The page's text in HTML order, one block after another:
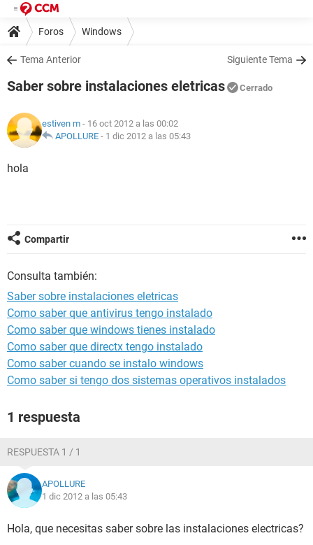
Foros Windows
Tema Anterior Siguiente Tema
Saber sobre instalaciones eletricas Cerrado
estiven m - 16 oct 2012 a las 00:02
APOLLURE - 1 dic 2012 a las 05:43
hola
Compartir
Consulta también:
Saber sobre instalaciones eletricas
Como saber que antivirus tengo instalado
Como saber que windows tienes instalado
Como saber que directx tengo instalado
Como saber cuando se instalo windows
Como saber si tengo dos sistemas operativos instalados
1 respuesta
RESPUESTA 1 / 1
APOLLURE
1 dic 2012 a las 05:43
Hola, que necesitas saber sobre las instalaciones electricas?